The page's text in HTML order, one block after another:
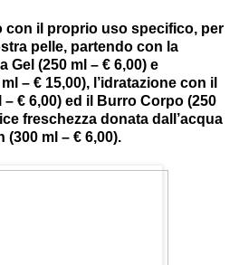
con il proprio uso specifico, per
pelle, partendo con la
(250 ml – € 6,00) e
– € 15,00), l’idratazione con il
€ 6,00) ed il Burro Corpo (250
freschezza donata dall’acqua
ml – € 6,00).